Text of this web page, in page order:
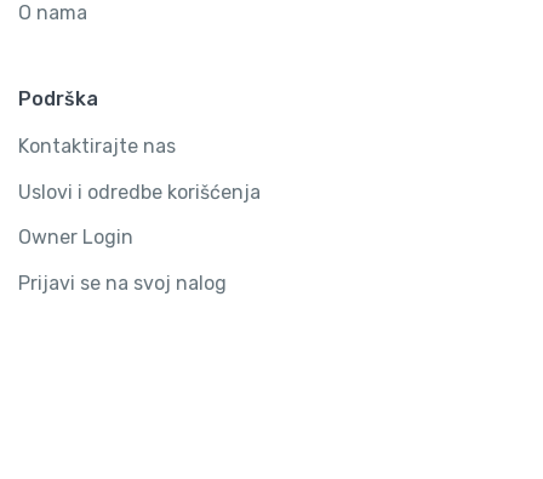
O nama
Podrška
Kontaktirajte nas
Uslovi i odredbe korišćenja
Owner Login
Prijavi se na svoj nalog